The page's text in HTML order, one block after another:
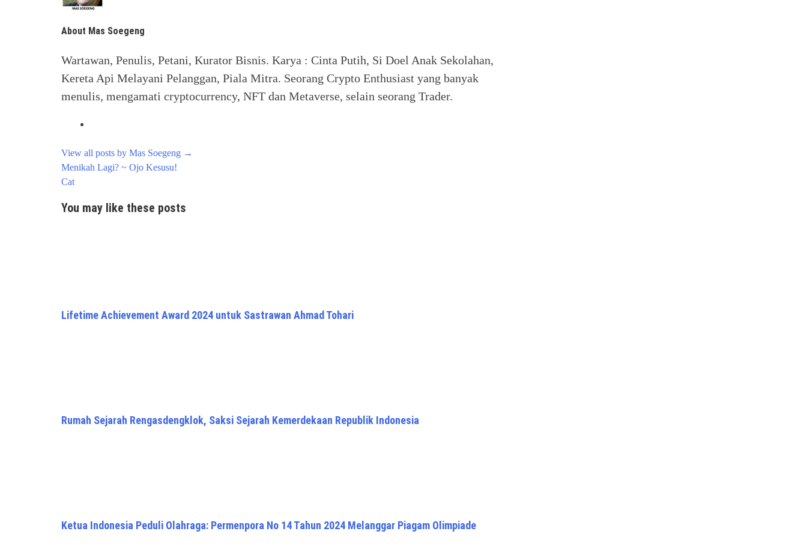
About Mas Soegeng
Wartawan, Penulis, Petani, Kurator Bisnis. Karya : Cinta Putih, Si Doel Anak Sekolahan,
Kereta Api Melayani Pelanggan, Piala Mitra. Seorang Crypto Enthusiast yang banyak
menulis, mengamati cryptocurrency, NFT dan Metaverse, selain seorang Trader.
View all posts by Mas Soegeng →
Post
navigation
Menikah Lagi? ~ Ojo Kesusu!
Cat
You may like these posts
Lifetime Achievement Award 2024 untuk Sastrawan Ahmad Tohari
Rumah Sejarah Rengasdengklok, Saksi Sejarah Kemerdekaan Republik Indonesia
Ketua Indonesia Peduli Olahraga: Permenpora No 14 Tahun 2024 Melanggar Piagam Olimpiade